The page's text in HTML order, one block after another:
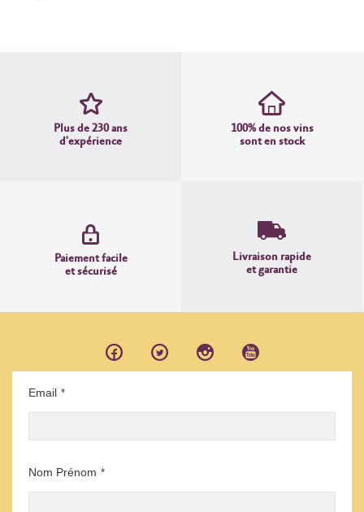
Plus de 230 ans
d'expérience
100% de nos vins
sont en stock
Paiement facile
et sécurisé
Livraison rapide
et garantie
Email *
Nom Prénom *